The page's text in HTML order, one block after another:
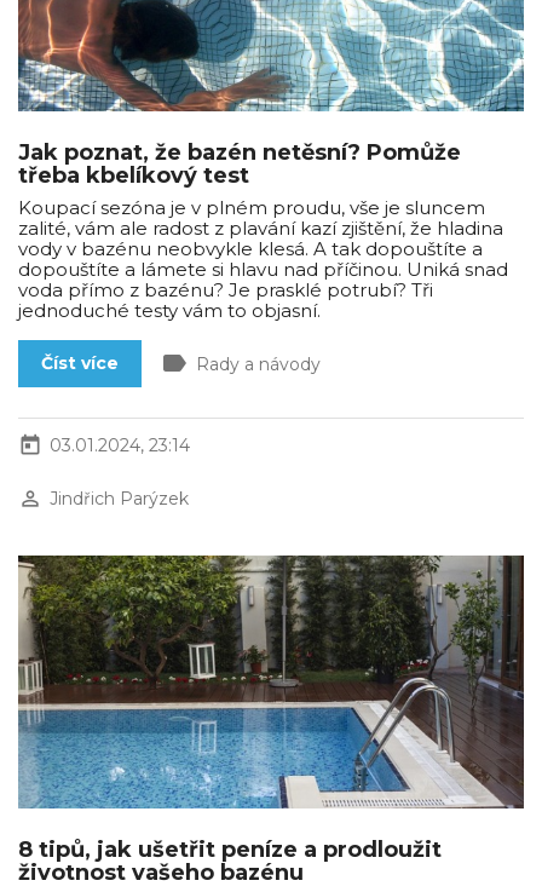
Jak poznat, že bazén netěsní? Pomůže
třeba kbelíkový test
Koupací sezóna je v plném proudu, vše je sluncem
zalité, vám ale radost z plavání kazí zjištění, že hladina
vody v bazénu neobvykle klesá. A tak dopouštíte a
dopouštíte a lámete si hlavu nad příčinou. Uniká snad
voda přímo z bazénu? Je prasklé potrubí? Tři
jednoduché testy vám to objasní.
Číst více label Rady a návody
today 03.01.2024, 23:14
perm_identity Jindřich Parýzek
8 tipů, jak ušetřit peníze a prodloužit
životnost vašeho bazénu